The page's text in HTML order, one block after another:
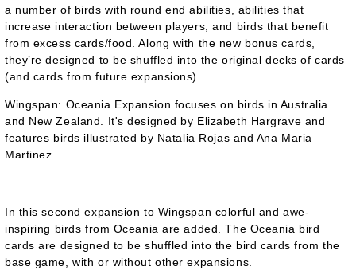
a number of birds with round end abilities, abilities that
increase interaction between players, and birds that benefit
from excess cards/food. Along with the new bonus cards,
they’re designed to be shuffled into the original decks of cards
(and cards from future expansions).
Wingspan: Oceania Expansion focuses on birds in Australia
and New Zealand. It's designed by Elizabeth Hargrave and
features birds illustrated by Natalia Rojas and Ana Maria
Martinez.
In this second expansion to Wingspan colorful and awe-
inspiring birds from Oceania are added. The Oceania bird
cards are designed to be shuffled into the bird cards from the
base game, with or without other expansions.